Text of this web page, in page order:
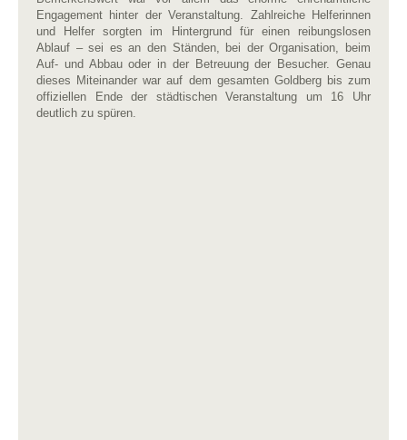
Engagement hinter der Veranstaltung. Zahlreiche Helferinnen
und Helfer sorgten im Hintergrund für einen reibungslosen
Ablauf – sei es an den Ständen, bei der Organisation, beim
Auf- und Abbau oder in der Betreuung der Besucher. Genau
dieses Miteinander war auf dem gesamten Goldberg bis zum
offiziellen Ende der städtischen Veranstaltung um 16 Uhr
deutlich zu spüren.